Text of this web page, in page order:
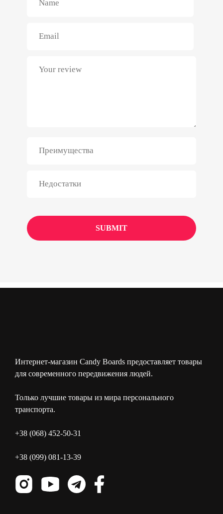
Интернет-магазин Candy Boards предоставляет товары
для современного передвижения людей.
Только лучшие товары из мира персонального
транспорта.
+38 (068) 452-50-31
+38 (099) 081-13-39